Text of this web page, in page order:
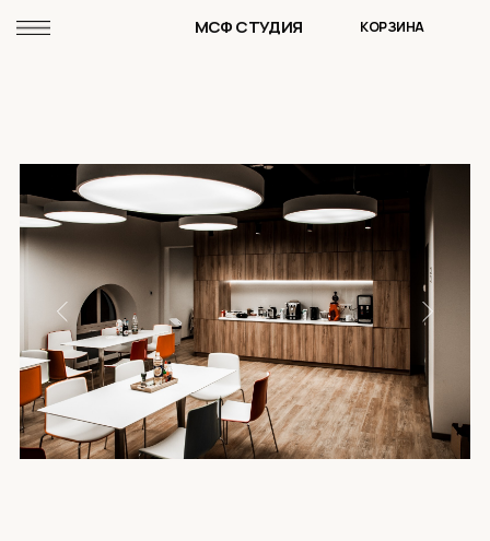
МСФ СТУДИЯ КОРЗИНА